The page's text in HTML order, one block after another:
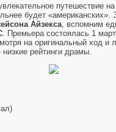
путешествие
будет
Айзекса, вспомним
. Премьера состоялась 1
на оригинальный ход и
рейтинги драмы.